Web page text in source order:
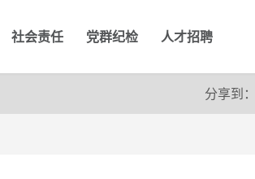
社会责任 党群纪检 人才招聘
分享到：